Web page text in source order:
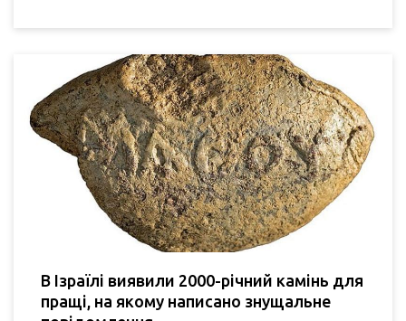
В Ізраїлі виявили 2000-річний камінь для
пращі, на якому написано знущальне